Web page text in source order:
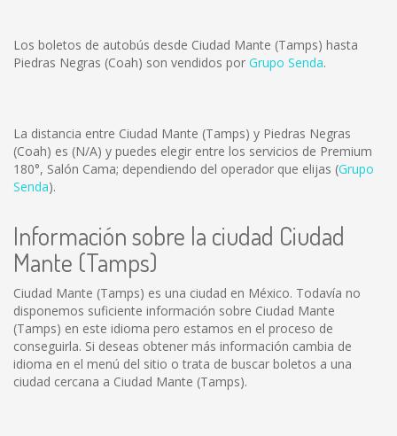
Los boletos de autobús desde Ciudad Mante (Tamps) hasta
Piedras Negras (Coah) son vendidos por Grupo Senda.
La distancia entre Ciudad Mante (Tamps) y Piedras Negras
(Coah) es (N/A) y puedes elegir entre los servicios de Premium
180°, Salón Cama; dependiendo del operador que elijas (Grupo
Senda).
Información sobre la ciudad Ciudad
Mante (Tamps)
Ciudad Mante (Tamps) es una ciudad en México. Todavía no
disponemos suficiente información sobre Ciudad Mante
(Tamps) en este idioma pero estamos en el proceso de
conseguirla. Si deseas obtener más información cambia de
idioma en el menú del sitio o trata de buscar boletos a una
ciudad cercana a Ciudad Mante (Tamps).